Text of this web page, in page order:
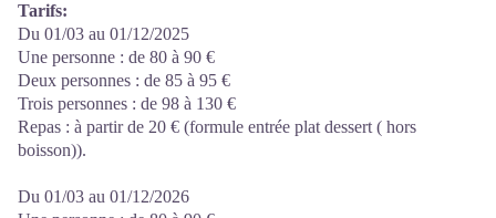
Tarifs:
Du 01/03 au 01/12/2025
Une personne : de 80 à 90 €
Deux personnes : de 85 à 95 €
Trois personnes : de 98 à 130 €
Repas : à partir de 20 € (formule entrée plat dessert ( hors
boisson)).
Du 01/03 au 01/12/2026